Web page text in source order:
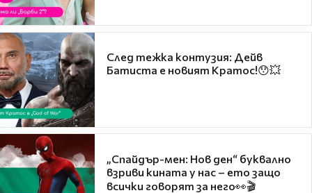
След тежка контузия: Дейв
Батиста е новият Кратос!😯💥
„Спайдър-мен: Нов ден“ буквално
взриви кината у нас – ето защо
всички говорят за него👀🎬